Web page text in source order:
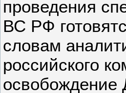
проведения
ВС РФ
словам
российского
освобождение